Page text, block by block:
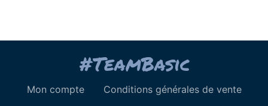
Mon compte
Conditions générales de vente